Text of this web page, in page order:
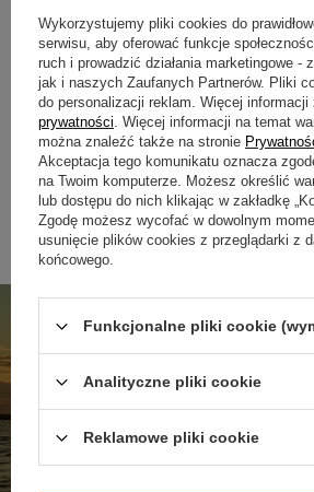
Gumy Water King Larwa 5,5cm |
kolor 30 | 8szt.
16,90 zł
Kup za: 656.7pkt punktów
Ilość produktówDO KOSZYKA
Wykorzystujemy pliki cookies do
serwisu, aby oferować funkcje
ruch i prowadzić działania marketingowe -
jak i naszych Zaufanych Partnerów. Pliki
do personalizacji reklam. Więcej
prywatności . Więcej informacji na temat
można znaleźć także na stronie
Akceptacja tego komunikatu oznacza
na Twoim komputerze. Możesz określić
lub dostępu do nich klikając w zakładkę
Zgodę możesz wycofać w dowolnym
usunięcie plików cookies z przeglądarki z
końcowego.
Funkcjonalne pliki cookie
Analityczne pliki cookie
Reklamowe pliki cookie